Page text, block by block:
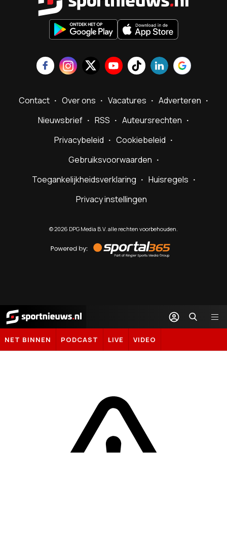
Contact Over ons Vacatures
Adverteren
Nieuwsbrief
RSS
Auteursrechten
Privacybeleid
Cookiebeleid
Gebruiksvoorwaarden
Toegankelijkheidsverklaring
Huisregels
Privacy instellingen
©2026 DPG Media B.V. alle rechten voorbehouden.
by
Sportal365
Sportnieuws.nl
NET BINNEN PODCAST LIVE VIDEO